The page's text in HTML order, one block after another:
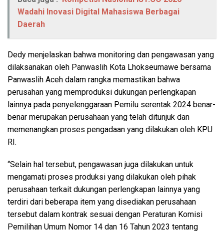
Wadahi Inovasi Digital Mahasiswa Berbagai
Daerah
Dedy menjelaskan bahwa monitoring dan pengawasan yang
dilaksanakan oleh Panwaslih Kota Lhokseumawe bersama
Panwaslih Aceh dalam rangka memastikan bahwa
perusahan yang memproduksi dukungan perlengkapan
lainnya pada penyelenggaraan Pemilu serentak 2024 benar-
benar merupakan perusahaan yang telah ditunjuk dan
memenangkan proses pengadaan yang dilakukan oleh KPU
RI.
“Selain hal tersebut, pengawasan juga dilakukan untuk
mengamati proses produksi yang dilakukan oleh pihak
perusahaan terkait dukungan perlengkapan lainnya yang
terdiri dari beberapa item yang disediakan perusahaan
tersebut dalam kontrak sesuai dengan Peraturan Komisi
Pemilihan Umum Nomor 14 dan 16 Tahun 2023 tentang